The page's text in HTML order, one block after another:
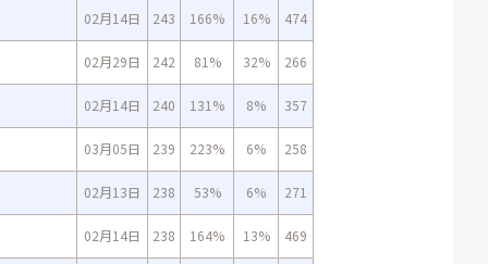
02月14日 243 166% 16% 474
02月29日 242 81% 32% 266
02月14日 240 131% 8% 357
03月05日 239 223% 6% 258
02月13日 238 53% 6% 271
02月14日 238 164% 13% 469